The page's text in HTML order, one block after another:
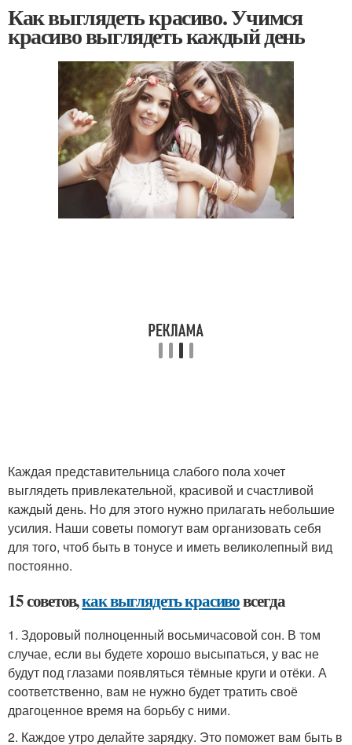
Как выглядеть красиво. Учимся
красиво выглядеть каждый день
Каждая представительница слабого пола хочет
выглядеть привлекательной, красивой и счастливой
каждый день. Но для этого нужно прилагать небольшие
усилия. Наши советы помогут вам организовать себя
для того, чтоб быть в тонусе и иметь великолепный вид
постоянно.
15 советов,как выглядеть красивовсегда
1. Здоровый полноценный восьмичасовой сон. В том
случае, если вы будете хорошо высыпаться, у вас не
будут под глазами появляться тёмные круги и отёки. А
соответственно, вам не нужно будет тратить своё
драгоценное время на борьбу с ними.
2. Каждое утро делайте зарядку. Это поможет вам быть в